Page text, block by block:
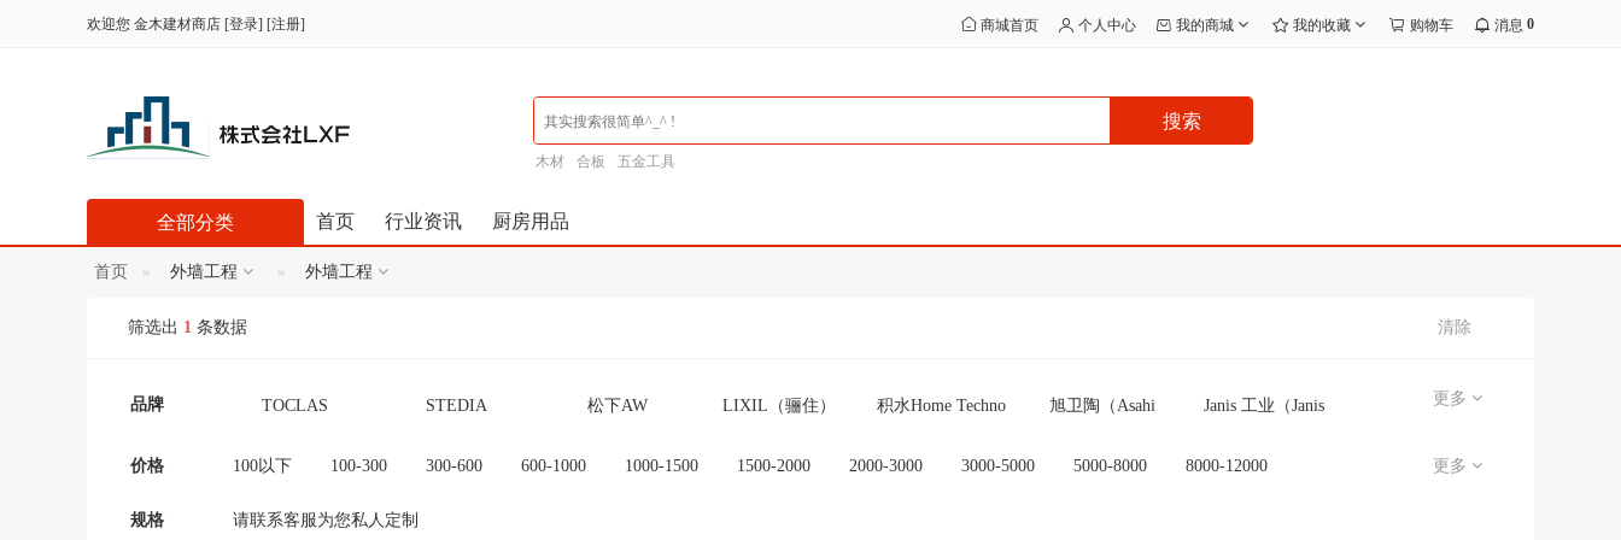
欢迎您 金木建材商店 [登录] [注册] 商城首页 个人中心 我的商城 我的收藏 购物车 消息 0
搜索
木材 合板 五金工具
首页 行业资讯 厨房用品
全部分类
首页 外墙工程 外墙工程
筛选出 1 条数据 清除
品牌 TOCLAS STEDIA 松下AW LIXIL（骊住） 积水Home Techno 旭卫陶（Asahi Janis 工业（Janis
Panasonic（松下） TOTO WOODONE アサヒ衛陶” (朝日 ジャニス工業 （贾 富士通空调 日立
コロナ CORONA 科 シャープ (Shāpu)
更多
价格 100以下 100-300 300-600 600-1000 1000-1500 1500-2000 2000-3000 3000-5000 5000-8000 8000-12000
12000-16000 16000-20000
更多
规格 请联系客服为您私人定制